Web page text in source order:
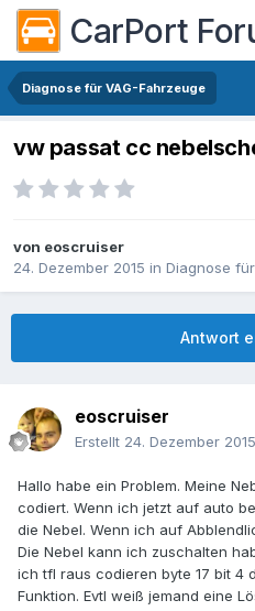
CarPort
Diagnose für VAG-Fahrzeuge
vw passat cc
von eoscruiser
24. Dezember 2015 in Diagnose
Antwort
eoscruiser
Erstellt 24. Dezember 2015
Hallo habe ein Problem. Meine
codiert. Wenn ich jetzt auf auto
die Nebel. Wenn ich auf
Die Nebel kann ich zuschalten
ich tfl raus codieren byte 17 bit 4
Funktion. Evtl weiß jemand eine